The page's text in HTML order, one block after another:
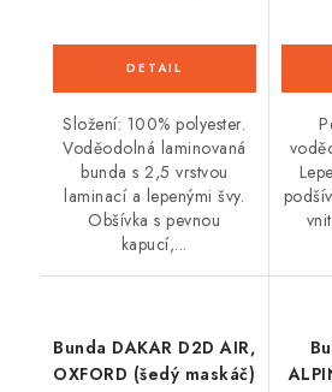
Složení: 100% polyester.
Voděodolná laminovaná
bunda s 2,5 vrstvou
laminací a lepenými švy.
Obšívka s pevnou
kapucí,...
Bunda DAKAR D2D AIR,
OXFORD (šedý maskáč)